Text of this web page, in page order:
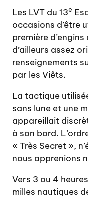
Les LVT du 13e
occasions d’être
première
d’ailleurs assez
renseignements
par les Viêts.
La tactique
sans lune et une
appareillait
à son bord.
« Très Secret »,
nous apprenions
Vers 3 ou 4
milles nautiques